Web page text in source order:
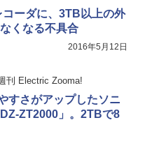
ーダに、3TB以上の外
くなる不具合
2016年5月12日
刊 Electric Zooma!
すさがアップしたソニ
ZT2000」。2TBで8